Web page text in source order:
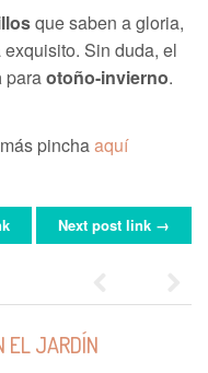
que saben a gloria,
Sin duda, el
paraotoño-invierno.
pinchaaquí
Next post link →
EL JARDÍN